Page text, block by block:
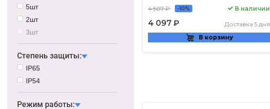
5шт
2шт
3шт
Степень защиты:
IP65
IP54
Режим работы:
4 507 ₽ -10%
4 097 ₽
В наличии
Доставка 5 дня
В корзину